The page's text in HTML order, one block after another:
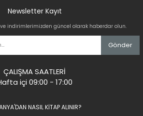
Newsletter Kayıt
indirimlerimizden güncel olarak haberdar olun.
Gönder
ÇALIŞMA SAATLERİ
içi 09:00 - 17:00
NASIL KİTAP ALINIR?